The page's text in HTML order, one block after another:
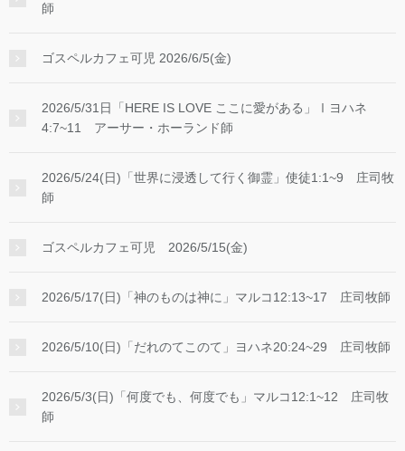
師
ゴスペルカフェ可児 2026/6/5(金)
2026/5/31日「HERE IS LOVE ここに愛がある」Ⅰヨハネ
4:7~11 アーサー・ホーランド師
2026/5/24(日)「世界に浸透して行く御霊」使徒1:1~9 庄司牧
師
ゴスペルカフェ可児 2026/5/15(金)
2026/5/17(日)「神のものは神に」マルコ12:13~17 庄司牧師
2026/5/10(日)「だれのてこのて」ヨハネ20:24~29 庄司牧師
2026/5/3(日)「何度でも、何度でも」マルコ12:1~12 庄司牧
師